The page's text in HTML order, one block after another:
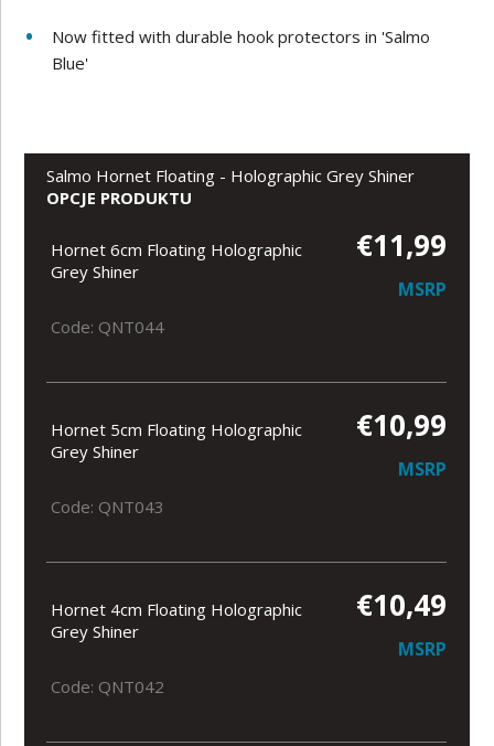
Now fitted with durable hook protectors in 'Salmo
Blue'
Salmo Hornet Floating - Holographic Grey Shiner
OPCJE PRODUKTU
Hornet 6cm Floating Holographic
Grey Shiner
€11,99
MSRP
Code: QNT044
Hornet 5cm Floating Holographic
Grey Shiner
€10,99
MSRP
Code: QNT043
Hornet 4cm Floating Holographic
Grey Shiner
€10,49
MSRP
Code: QNT042